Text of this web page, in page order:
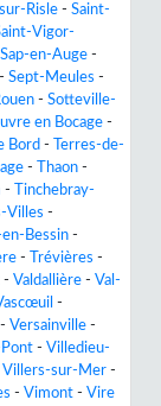
Risle - Saint-
Vigor-
Sap-en-Auge -
- Sept-Meules -
- Sotteville-
en Bocage -
Bord -
Terres-de-
- Thaon -
-
Tinchebray-
Villes -
en-Bessin -
- Trévières -
- Valdallière - Val-
-
- Versainville -
- Villedieu-
Villers-sur-Mer -
- Vimont - Vire